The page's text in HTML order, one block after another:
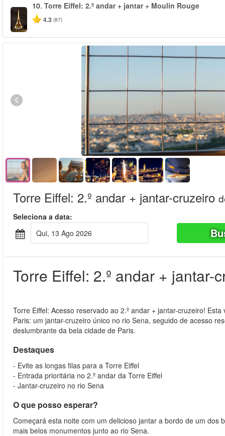
10. Torre Eiffel: 2.º andar + jantar + Moulin Rouge
4.3 (87)
Torre Eiffel: 2.º andar + jantar-cruzeiro
Seleciona a data:
Qui, 13 Ago 2026
Torre Eiffel: 2.º andar + jantar-
Torre Eiffel: Acesso reservado ao 2.º andar + jantar-cruzeiro!
Paris: um jantar-cruzeiro único no rio Sena, seguido de acesso
deslumbrante da bela cidade de Paris.
Destaques
- Evite as longas filas para a Torre Eiffel
- Entrada prioritária no 2.º andar da Torre Eiffel
- Jantar-cruzeiro no rio Sena
O que posso esperar?
Começará esta noite com um delicioso jantar a bordo de um
mais belos monumentos junto ao rio Sena.